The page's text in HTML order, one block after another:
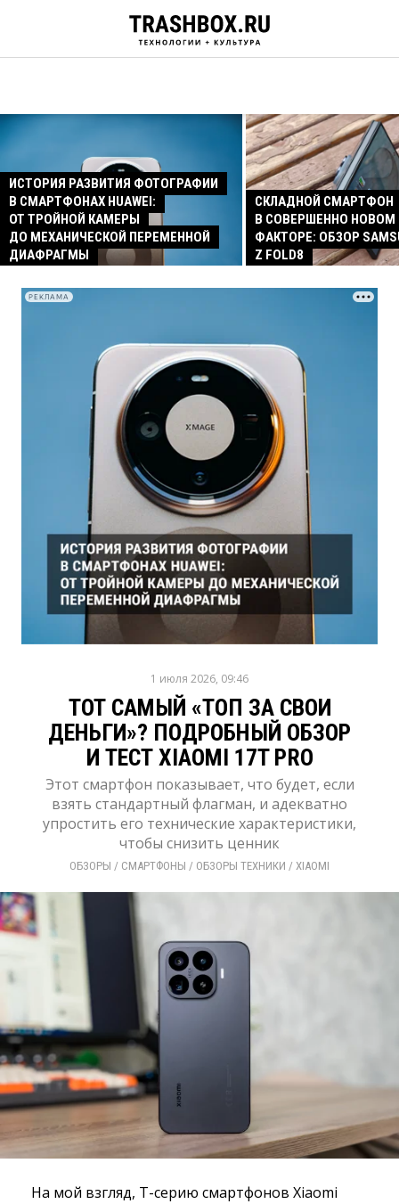
ИСТОРИЯ РАЗВИТИЯ ФОТОГРАФИИ
В СМАРТФОНАХ HUAWEI:
ОТ ТРОЙНОЙ КАМЕРЫ
ДО МЕХАНИЧЕСКОЙ ПЕРЕМЕННОЙ
ДИАФРАГМЫ
СКЛАДНОЙ СМАРТФОН
В СОВЕРШЕННО
ФАКТОРЕ: ОБЗОР
Z FOLD8
РЕКЛАМА
1 июля 2026, 09:46
ТОТ САМЫЙ «ТОП ЗА СВОИ
ДЕНЬГИ»? ПОДРОБНЫЙ ОБЗОР
И ТЕСТ XIAOMI 17T PRO
Этот смартфон показывает, что будет, если
взять стандартный флагман, и адекватно
упростить его технические характеристики,
чтобы снизить ценник
ОБЗОРЫ / СМАРТФОНЫ / ОБЗОРЫ ТЕХНИКИ / XIAOMI
На мой взгляд, T-серию смартфонов Xiaomi